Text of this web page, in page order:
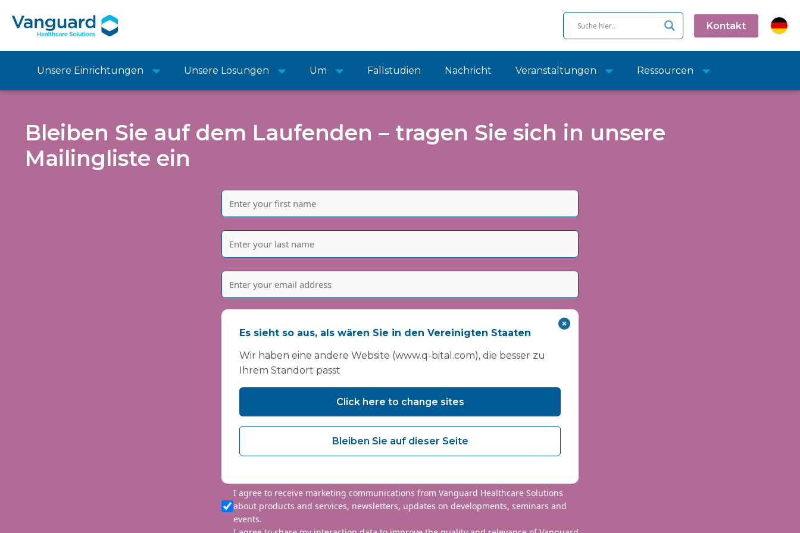
Kontakt
Unsere Einrichtungen Unsere Lösungen Um Fallstudien Nachricht Veranstaltungen Ressourcen
Bleiben Sie auf dem Laufenden – tragen Sie sich in unsere
Mailingliste ein
Please include country code, e.g. +44
We are committed to protecting and respecting your privacy. We will only use your
I agree to receive marketing communications from Vanguard Healthcare Solutions
about products and services, newsletters, updates on developments, seminars and
events.
Es sieht so aus, als wären Sie in den Vereinigten Staaten
Wir haben eine andere Website (www.q-bital.com), die besser zu
Ihrem Standort passt
Click here to change sites
Bleiben Sie auf dieser Seite